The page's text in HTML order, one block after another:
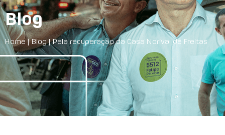
Blog
Home|Blog|Pela recuperação da Casa Norival de Freitas